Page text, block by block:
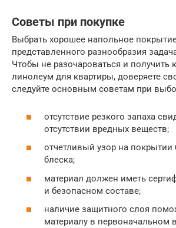
Советы при покупке
Выбрать хорошее напольное
представленного разнообразия
Чтобы не разочароваться и получить
линолеум для квартиры, доверяете
следуйте основным советам при
отсутствие резкого запаха
отсутствии вредных веществ;
отчетливый узор на покрытии
блеска;
материал должен иметь
и безопасном составе;
наличие защитного слоя
материалу в первоначальном